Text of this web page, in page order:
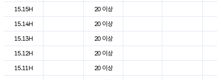
15.15H
20 이상
15.14H
20 이상
15.13H
20 이상
15.12H
20 이상
15.11H
20 이상